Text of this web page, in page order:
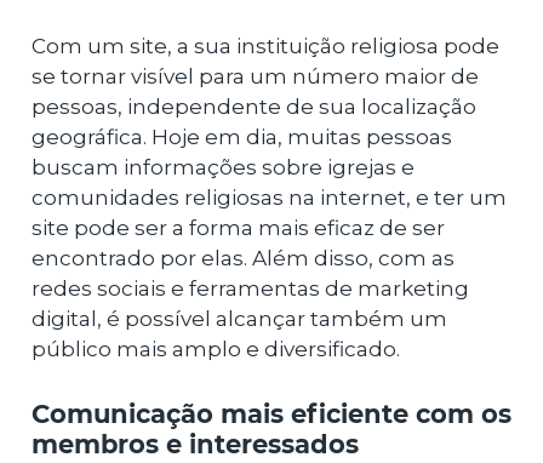
Com um site, a sua instituição religiosa pode
se tornar visível para um número maior de
pessoas, independente de sua localização
geográfica. Hoje em dia, muitas pessoas
buscam informações sobre igrejas e
comunidades religiosas na internet, e ter um
site pode ser a forma mais eficaz de ser
encontrado por elas. Além disso, com as
redes sociais e ferramentas de marketing
digital, é possível alcançar também um
público mais amplo e diversificado.
Comunicação mais eficiente com os
membros e interessados